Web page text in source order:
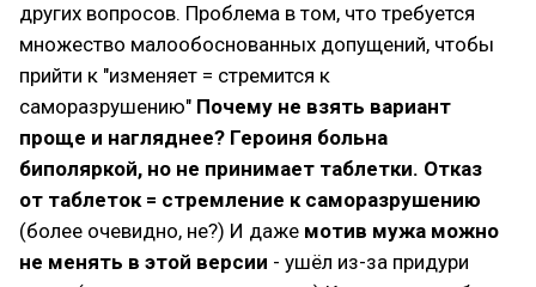
других вопросов. Проблема в том, что требуется
множество малообоснованных допущений, чтобы
прийти к "изменяет = стремится к
саморазрушению" Почему не взять вариант
проще и нагляднее? Героиня больна
биполяркой, но не принимает таблетки. Отказ
от таблеток = стремление к саморазрушению
(более очевидно, не?) И даже мотив мужа можно
не менять в этой версии - ушёл из-за придури